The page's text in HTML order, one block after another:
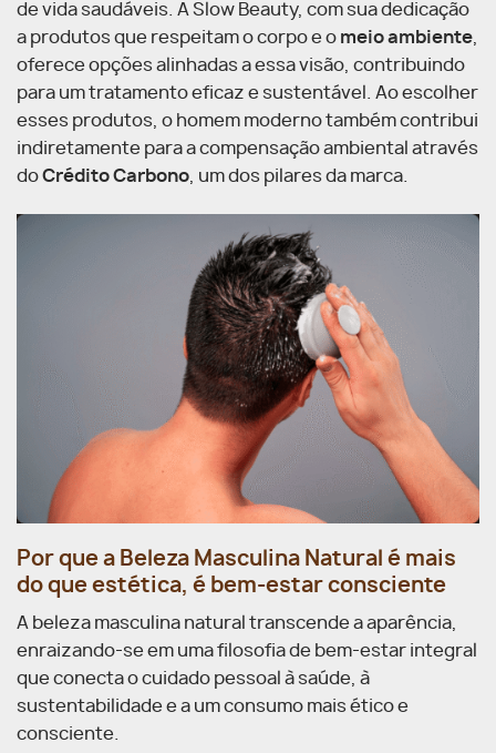
de vida saudáveis. A Slow Beauty, com sua dedicação
a produtos que respeitam o corpo e o meio ambiente,
oferece opções alinhadas a essa visão, contribuindo
para um tratamento eficaz e sustentável. Ao escolher
esses produtos, o homem moderno também contribui
indiretamente para a compensação ambiental através
doCrédito Carbono, um dos pilares da marca.
Por que a Beleza Masculina Natural é mais
do que estética, é bem-estar consciente
A beleza masculina natural transcende a aparência,
enraizando-se em uma filosofia de bem-estar integral
que conecta o cuidado pessoal à saúde, à
sustentabilidade e a um consumo mais ético e
consciente.